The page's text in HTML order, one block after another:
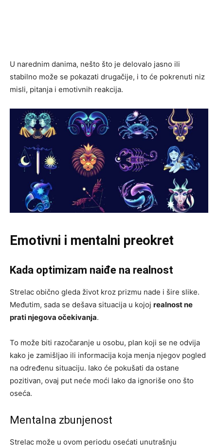
U narednim danima, nešto što je delovalo jasno ili
stabilno može se pokazati drugačije, i to će pokrenuti niz
misli, pitanja i emotivnih reakcija.
Emotivni i mentalni preokret
Kada optimizam naiđe na realnost
Strelac obično gleda život kroz prizmu nade i šire slike.
Međutim, sada se dešava situacija u kojoj realnost ne
prati njegova očekivanja.
To može biti razočaranje u osobu, plan koji se ne odvija
kako je zamišljao ili informacija koja menja njegov pogled
na određenu situaciju. Iako će pokušati da ostane
pozitivan, ovaj put neće moći lako da ignoriše ono što
oseća.
Mentalna zbunjenost
Strelac može u ovom periodu osećati unutrašnju